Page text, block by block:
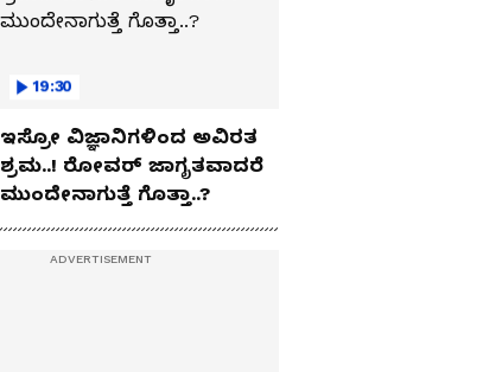
19:30
ಇಸ್ರೋ ವಿಜ್ಞಾನಿಗಳಿಂದ ಅವಿರತ
ಶ್ರಮ..! ರೋವರ್ ಜಾಗೃತವಾದರೆ
ಮುಂದೇನಾಗುತ್ತೆ ಗೊತ್ತಾ..?